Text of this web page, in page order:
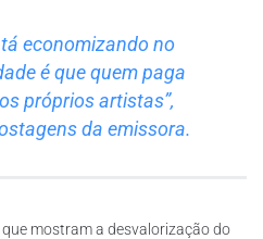
economizando no
é que quem paga
próprios artistas”,
da emissora.
mostram a desvalorização do